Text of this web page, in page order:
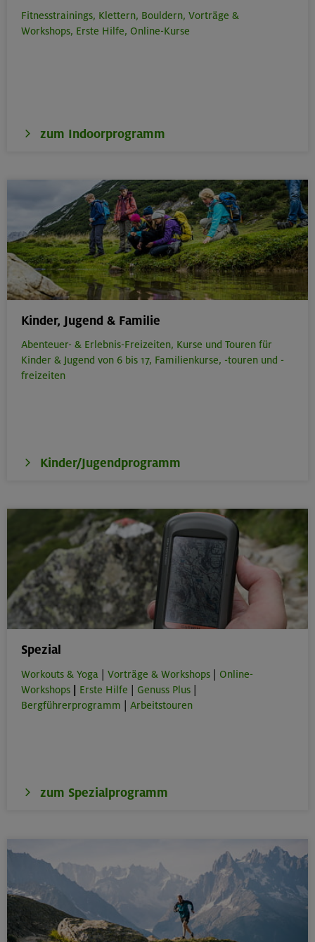
Fitnesstrainings, Klettern, Bouldern, Vorträge &
Workshops, Erste Hilfe, Online-Kurse
zum Indoorprogramm
Kinder, Jugend & Familie
Abenteuer- & Erlebnis-Freizeiten, Kurse und Touren für
Kinder & Jugend von 6 bis 17, Familienkurse, -touren und -
freizeiten
Kinder/Jugendprogramm
Spezial
Workouts & Yoga Vorträge & Workshops
Online-
Workshops
Erste Hilfe Genuss Plus
Bergführerprogramm
Arbeitstouren
zum Spezialprogramm